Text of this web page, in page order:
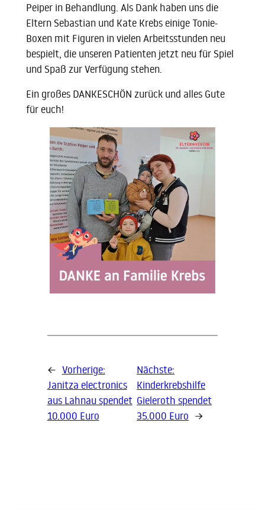
Peiper in Behandlung. Als Dank haben uns die
Eltern Sebastian und Kate Krebs einige Tonie-
Boxen mit Figuren in vielen Arbeitsstunden neu
bespielt, die unseren Patienten jetzt neu für Spiel
und Spaß zur Verfügung stehen.
Ein großes DANKESCHÖN zurück und alles Gute
für euch!
← Vorherige:
Janitza electronics
aus Lahnau spendet
10.000 Euro
Nächste:
Kinderkrebshilfe
Gieleroth spendet
35.000 Euro →